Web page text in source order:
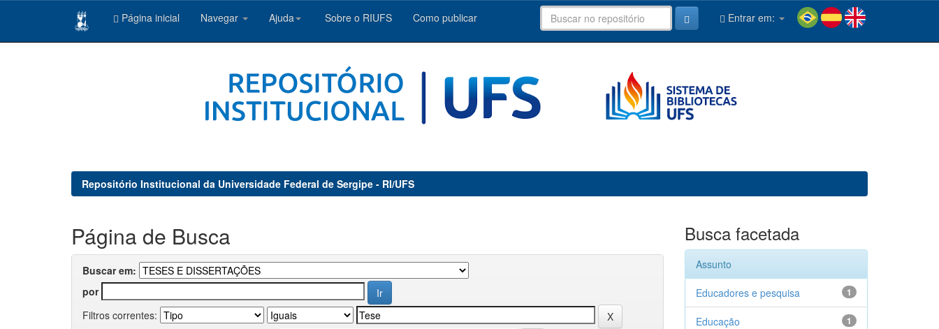
Página inicial Navegar Ajuda Sobre o RIUFS Como publicar Entrar em:
Repositório Institucional da Universidade Federal de Sergipe - RI/UFS
Página de Busca
Buscar em:
por
Filtros correntes:
Busca facetada
Assunto
1
Educadores e pesquisa
1
Educação